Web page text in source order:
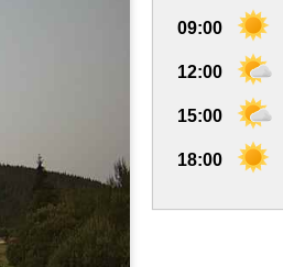
09:00
12:00
15:00
18:00